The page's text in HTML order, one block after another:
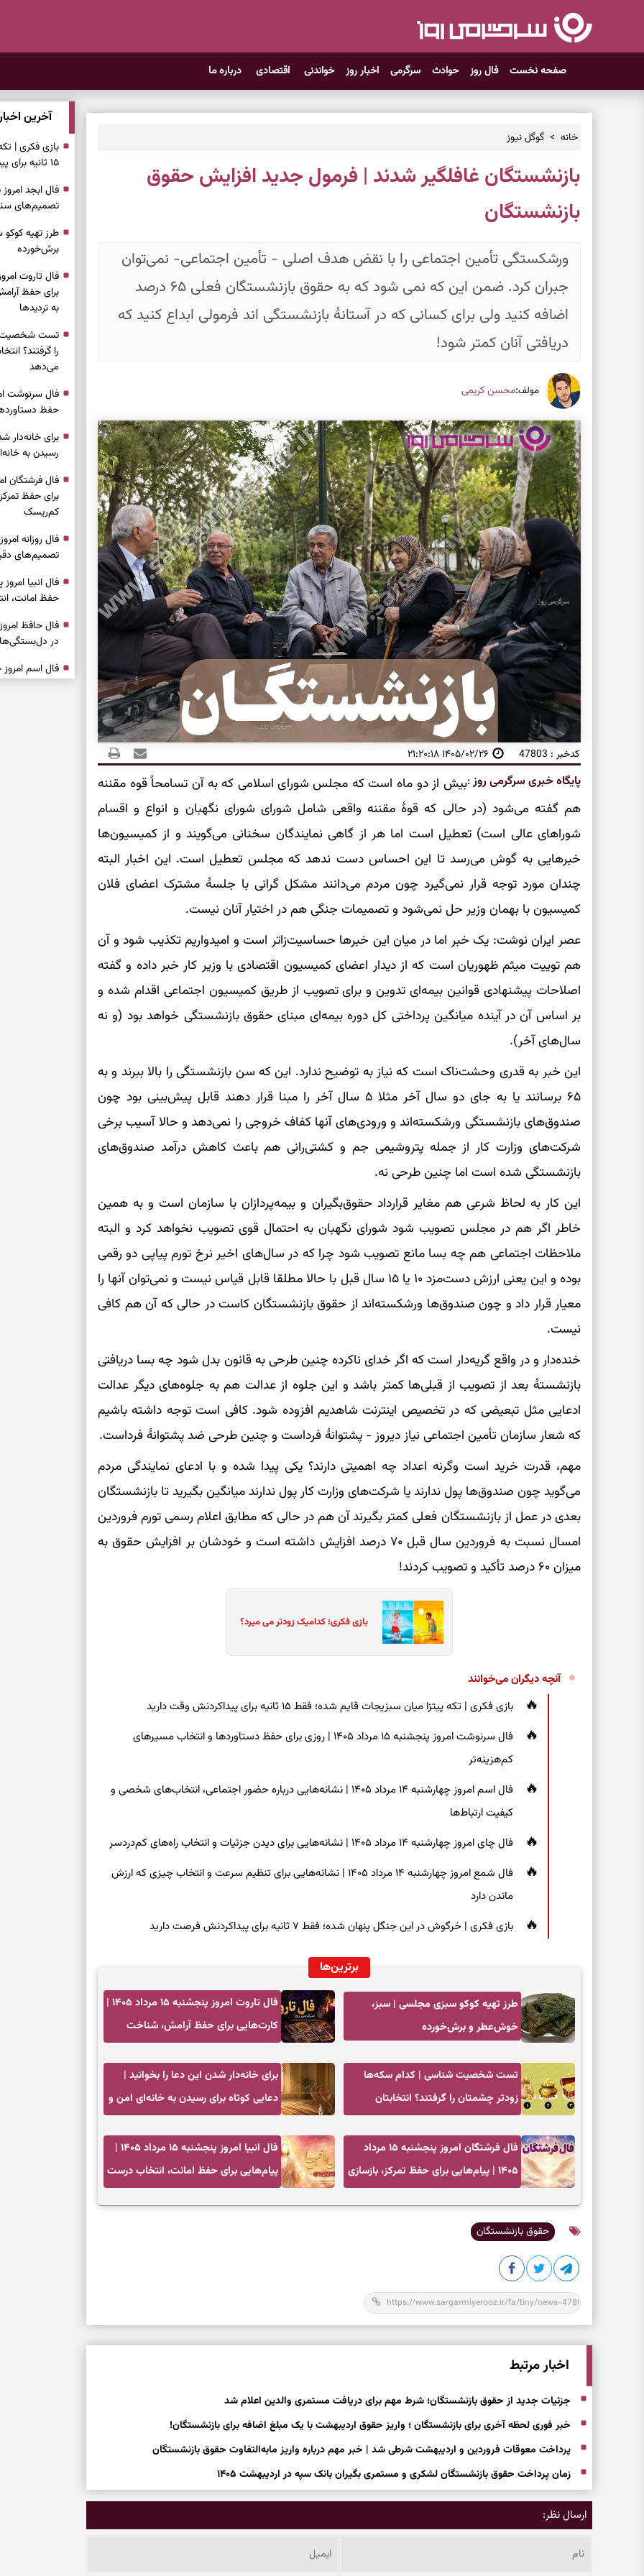
صفحه نخست فال روز حوادث سرگرمی اخبار روز خواندنی اقتصادی درباره ما
خانه گوگل نیوز
بازنشستگان غافلگیر شدند | فرمول جدید افزایش حقوق
بازنشستگان
ورشکستگی تأمین اجتماعی را با نقض هدف اصلی - تأمین اجتماعی- نمی‌توان
جبران کرد. ضمن این که نمی شود که به حقوق بازنشستگان فعلی ۶۵ درصد
اضافه کنید ولی برای کسانی که در آستانۀ بازنشستگی اند فرمولی ابداع کنید که
دریافتی آنان کمتر شود!
مولف:محسن کریمی
کدخبر : 47803 ۱۴۰۵/۰۲/۲۶ ۲۱:۲۰:۱۸
پایگاه خبری سرگرمی روز:بیش از دو ماه است که مجلس شورای اسلامی که به آن تسامحاً قوه مقننه
هم گفته می‌شود (در حالی که قوۀ مقننه واقعی شامل شورای شورای نگهبان و انواع و اقسام
شوراهای عالی است) تعطیل است اما هر از گاهی نمایندگان سخنانی می‌گویند و از کمیسیون‌ها
خبرهایی به گوش می‌رسد تا این احساس دست ندهد که مجلس تعطیل است. این اخبار البته
چندان مورد توجه قرار نمی‌گیرد چون مردم می‌دانند مشکل گرانی با جلسۀ مشترک اعضای فلان
کمیسیون با بهمان وزیر حل نمی‌شود و تصمیمات جنگی هم در اختیار آنان نیست.
عصر ایران نوشت: یک خبر اما در میان این خبرها حساسیت‌زاتر است و امیدواریم تکذیب شود و آن
هم توییت میثم ظهوریان است که از دیدار اعضای کمیسیون اقتصادی با وزیر کار خبر داده و گفته
اصلاحات پیشنهادی قوانین بیمه‌ای تدوین و برای تصویب از طریق کمیسیون اجتماعی اقدام شده و
بر اساس آن در آینده میانگین پرداختی کل دوره بیمه‌ای مبنای حقوق بازنشستگی خواهد بود (و نه
سال‌های آخر).
این خبر به قدری وحشت‌ناک است که نیاز به توضیح ندارد. این که سن بازنشستگی را بالا ببرند و به
۶۵ برسانند یا به جای دو سال آخر مثلا ۵ سال آخر را مبنا قرار دهند قابل پیش‌بینی بود چون
صندوق‌های بازنشستگی ورشکسته‌اند و ورودی‌های آنها کفاف خروجی را نمی‌دهد و حالا آسیب برخی
شرکت‌های وزارت کار از جمله پتروشیمی جم و کشتی‌رانی هم باعث کاهش درآمد صندوق‌های
بازنشستگی شده است اما چنین طرحی نه.
این کار به لحاظ شرعی هم مغایر قرارداد حقوق‌بگیران و بیمه‌پردازان با سازمان است و به همین
خاطر اگر هم در مجلس تصویب شود شورای نگهبان به احتمال قوی تصویب نخواهد کرد و البته
ملاحظات اجتماعی هم چه بسا مانع تصویب شود چرا که در سال‌های اخیر نرخ تورم پیاپی دو رقمی
بوده و این یعنی ارزش دست‌مزد ۱۰ یا ۱۵ سال قبل با حالا مطلقا قابل قیاس نیست و نمی‌توان آنها را
معیار قرار داد و چون صندوق‌ها ورشکسته‌اند از حقوق بازنشستگان کاست در حالی که آن هم کافی
نیست.
خنده‌دار و در واقع گریه‌دار است که اگر خدای ناکرده چنین طرحی به قانون بدل شود چه بسا دریافتی
بازنشستۀ بعد از تصویب از قبلی‌ها کمتر باشد و این جلوه از عدالت هم به جلوه‌های دیگر عدالت
ادعایی مثل تبعیضی که در تخصیص اینترنت شاهدیم افزوده شود. کافی است توجه داشته باشیم
که شعار سازمان تأمین اجتماعی نیاز دیروز - پشتوانۀ فرداست و چنین طرحی ضد پشتوانۀ فرداست.
مهم، قدرت خرید است وگرنه اعداد چه اهمیتی دارند؟ یکی پیدا شده و با ادعای نمایندگی مردم
می‌گوید چون صندوق‌ها پول ندارند یا شرکت‌های وزارت کار پول ندارند میانگین بگیرید تا بازنشستگان
بعدی در عمل از بازنشستگان فعلی کمتر بگیرند آن هم در حالی که مطابق اعلام رسمی تورم فروردین
امسال نسبت به فروردین سال قبل ۷۰ درصد افزایش داشته است و خودشان بر افزایش حقوق به
میزان ۶۰ درصد تأکید و تصویب کردند!
بازی فکری؛ کدامیک زودتر می میرد؟
آنچه دیگران می‌خوانند
بازی فکری | تکه پیتزا میان سبزیجات قایم شده؛ فقط ۱۵ ثانیه برای پیداکردنش وقت دارید
فال سرنوشت امروز پنجشنبه ۱۵ مرداد ۱۴۰۵ | روزی برای حفظ دستاوردها و انتخاب مسیرهای
کم‌هزینه‌تر
فال اسم امروز چهارشنبه ۱۴ مرداد ۱۴۰۵ | نشانه‌هایی درباره حضور اجتماعی، انتخاب‌های شخصی و
کیفیت ارتباط‌ها
فال چای امروز چهارشنبه ۱۴ مرداد ۱۴۰۵ | نشانه‌هایی برای دیدن جزئیات و انتخاب راه‌های کم‌دردسر
فال شمع امروز چهارشنبه ۱۴ مرداد ۱۴۰۵ | نشانه‌هایی برای تنظیم سرعت و انتخاب چیزی که ارزش
ماندن دارد
بازی فکری | خرگوش در این جنگل پنهان شده؛ فقط ۷ ثانیه برای پیداکردنش فرصت دارید
برترین‌ها
طرز تهیه کوکو سبزی مجلسی | سبز،
خوش‌عطر و برش‌خورده
فال تاروت امروز پنجشنبه ۱۵ مرداد ۱۴۰۵ |
کارت‌هایی برای حفظ آرامش، شناخت
تست شخصیت شناسی | کدام سکه‌ها
زودتر چشمتان را گرفتند؟ انتخابتان
برای خانه‌دار شدن این دعا را بخوانید |
دعایی کوتاه برای رسیدن به خانه‌ای امن و
فال فرشتگان امروز پنجشنبه ۱۵ مرداد
۱۴۰۵ | پیام‌هایی برای حفظ تمرکز، بازسازی
فال انبیا امروز پنجشنبه ۱۵ مرداد ۱۴۰۵ |
پیام‌هایی برای حفظ امانت، انتخاب درست
حقوق بازنشستگان
اخبار مرتبط
جزئیات جدید از حقوق بازنشستگان؛ شرط مهم برای دریافت مستمری والدین اعلام شد
خبر فوری لحظه آخری برای بازنشستگان ؛ واریز حقوق اردیبهشت با یک مبلغ اضافه برای بازنشستگان!
پرداخت معوقات فروردین و اردیبهشت شرطی شد | خبر مهم درباره واریز مابه‌التفاوت حقوق بازنشستگان
زمان پرداخت حقوق بازنشستگان لشکری و مستمری بگیران بانک سپه در اردیبهشت ۱۴۰۵
ارسال نظر:
آخرین
بازی فکری |
۱۵ ثانیه برای پیداکردنش وقت دارید
تصمیم‌های
طرز تهیه
برش‌خورده
برای حفظ
به تردیدها
تست شخصیت
را گرفتند؟
می‌دهد
حفظ
برای خانه‌دار
رسیدن به
برای حفظ
کم‌ریسک
تصمیم‌های
حفظ امانت،
در
درباره حضور